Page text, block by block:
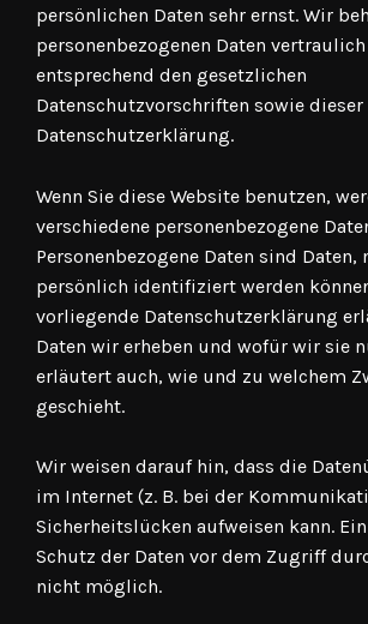
persönlichen Daten sehr ernst. Wir
personenbezogenen Daten
entsprechend den gesetzlichen
Datenschutzvorschriften sowie dieser
Datenschutzerklärung.
Wenn Sie diese Website benutzen,
verschiedene personenbezogene
Personenbezogene Daten sind Daten,
persönlich identifiziert werden
vorliegende Datenschutzerklärung
Daten wir erheben und wofür wir sie
erläutert auch, wie und zu welchem
geschieht.
Wir weisen darauf hin, dass die
im Internet (z. B. bei der
Sicherheitslücken aufweisen kann.
Schutz der Daten vor dem Zugriff
nicht möglich.